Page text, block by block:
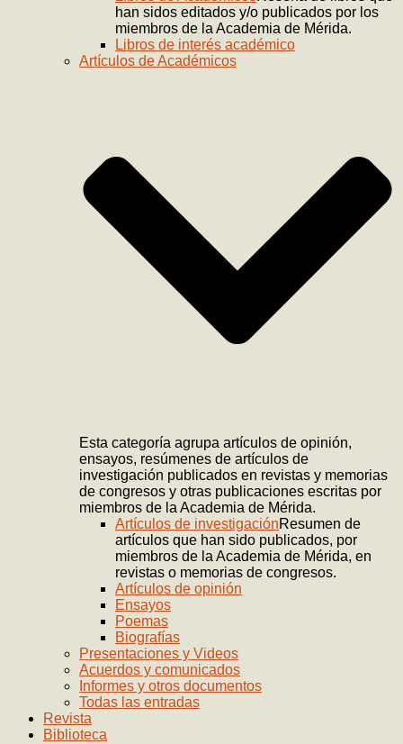
han sidos editados y/o publicados por los
miembros de la Academia de Mérida.
Libros de interés académico
Artículos de Académicos
Esta categoría agrupa artículos de opinión,
ensayos, resúmenes de artículos de
investigación publicados en revistas y memorias
de congresos y otras publicaciones escritas por
miembros de la Academia de Mérida.
Artículos de investigaciónResumen de
artículos que han sido publicados, por
miembros de la Academia de Mérida, en
revistas o memorias de congresos.
Artículos de opinión
Ensayos
Poemas
Biografías
Presentaciones y Videos
Acuerdos y comunicados
Informes y otros documentos
Todas las entradas
Revista
Biblioteca